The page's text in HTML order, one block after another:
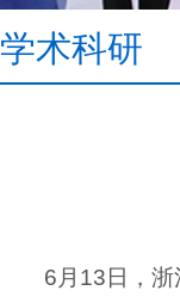
学术科研
6月13日，浙